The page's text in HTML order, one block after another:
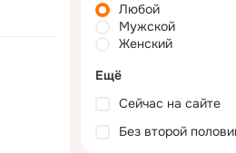
Любой
Мужской
Женский
Ещё
Сейчас на сайте
Без второй